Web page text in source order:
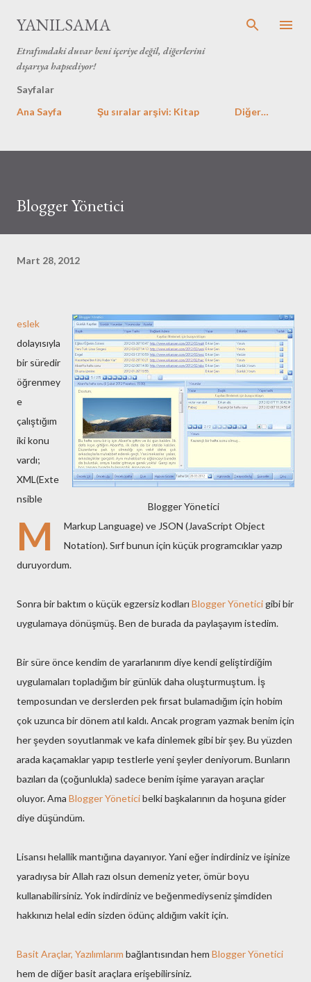
YANILSAMA
Etrafımdaki duvar beni içeriye değil, diğerlerini
dışarıya hapsediyor!
Sayfalar
Ana Sayfa
Şu sıralar arşivi: Kitap Diğer…
Blogger Yönetici
Mart 28, 2012
Blogger Yönetici
M
eslek
dolayısıyla
bir süredir
öğrenmey
e
çalıştığım
iki konu
vardı;
XML(Exte
nsible
Markup Language) ve JSON (JavaScript Object
Notation). Sırf bunun için küçük programcıklar yazıp
duruyordum.
Sonra bir baktım o küçük egzersiz kodları Blogger Yönetici gibi bir
uygulamaya dönüşmüş. Ben de burada da paylaşayım istedim.
Bir süre önce kendim de yararlanırım diye kendi geliştirdiğim
uygulamaları topladığım bir günlük daha oluşturmuştum. İş
temposundan ve derslerden pek fırsat bulamadığım için hobim
çok uzunca bir dönem atıl kaldı. Ancak program yazmak benim için
her şeyden soyutlanmak ve kafa dinlemek gibi bir şey. Bu yüzden
arada kaçamaklar yapıp testlerle yeni şeyler deniyorum. Bunların
bazıları da (çoğunlukla) sadece benim işime yarayan araçlar
oluyor. Ama Blogger Yöneticibelki başkalarının da hoşuna gider
diye düşündüm.
Lisansı helallik mantığına dayanıyor. Yani eğer indirdiniz ve işinize
yaradıysa bir Allah razı olsun demeniz yeter, ömür boyu
kullanabilirsiniz. Yok indirdiniz ve beğenmediyseniz şimdiden
hakkınızı helal edin sizden ödünç aldığım vakit için.
Basit Araçlar, Yazılımlarım bağlantısından hem Blogger Yönetici
hem de diğer basit araçlara erişebilirsiniz.